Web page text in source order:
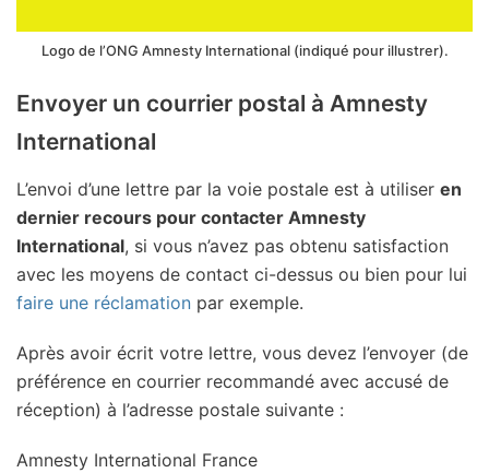
Logo de l’ONG Amnesty International (indiqué pour illustrer).
Envoyer un courrier postal à Amnesty
International
L’envoi d’une lettre par la voie postale est à utiliser en
dernier recours pour contacter Amnesty
International, si vous n’avez pas obtenu satisfaction
avec les moyens de contact ci-dessus ou bien pour lui
faire une réclamation par exemple.
Après avoir écrit votre lettre, vous devez l’envoyer (de
préférence en courrier recommandé avec accusé de
réception) à l’adresse postale suivante :
Amnesty International France